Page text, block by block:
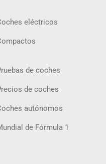
eléctricos
de coches
de coches
autónomos
de Fórmula 1